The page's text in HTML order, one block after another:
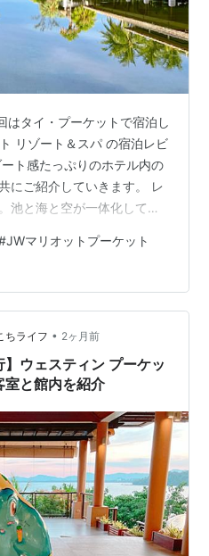
はタイ・プーケットで宿泊し
リゾート＆スパ の宿泊レビ
ト感たっぷりのホテル内の
にご紹介していきます。 レ
池と海と空が一体化してと
ルームツアー ベッドルー
ルカムスイーツ＆メッセ
の備品 テラス ターンダウ
Deli フィットネスセンタ
イカ…
JWマリオットプーケット
ちライフ • 2ヶ月前
】ウェスティン プーケッ
室と館内を紹介